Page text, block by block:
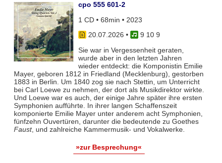
cpo 555 601-2
1 CD • 68min • 2023
20.07.2026 •
9 10 9
Sie war in Vergessenheit geraten,
wurde aber in den letzten Jahren
wieder entdeckt: die Komponistin Emilie
Mayer, geboren 1812 in Friedland (Mecklenburg), gestorben
1883 in Berlin. Um 1840 zog sie nach Stettin, um Unterricht
bei Carl Loewe zu nehmen, der dort als Musikdirektor wirkte.
Und Loewe war es auch, der einige Jahre später ihre ersten
Symphonien aufführte. In ihrer langen Schaffenszeit
komponierte Emilie Mayer unter anderem acht Symphonien,
fünfzehn Ouvertüren, darunter die bedeutende zu Goethes
Faust, und zahlreiche Kammermusik- und Vokalwerke.
»zur Besprechung«